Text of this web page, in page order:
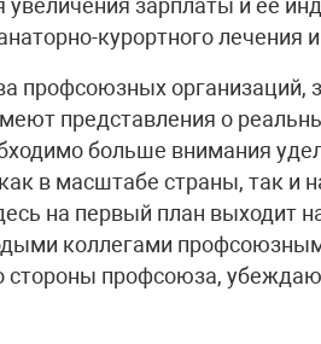
зарплаты и ее
курортного лечения
профсоюзных организаций,
представления о
больше внимания
в масштабе страны, так и
на первый план выходит
коллегами
профсоюза,